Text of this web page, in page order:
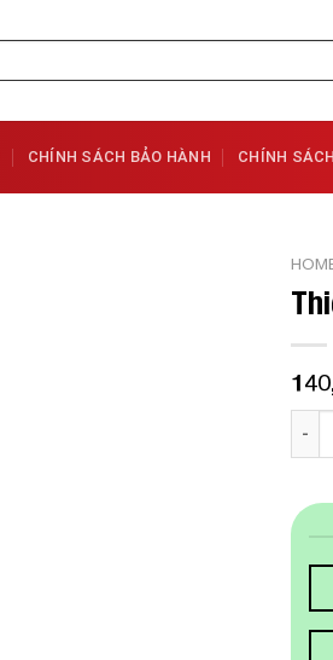
CHÍNH SÁCH BẢO HÀNH CHÍNH